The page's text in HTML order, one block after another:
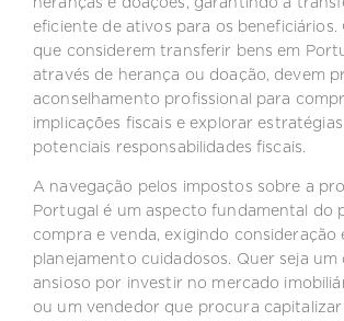
eficiente de ativos para os beneficiários.
que considerem transferir bens em
através de herança ou doação, devem
aconselhamento profissional para
implicações fiscais e explorar
potenciais responsabilidades fiscais.
A navegação pelos impostos sobre a
Portugal é um aspecto fundamental do
compra e venda, exigindo consideração
planejamento cuidadosos. Quer seja
ansioso por investir no mercado
ou um vendedor que procura